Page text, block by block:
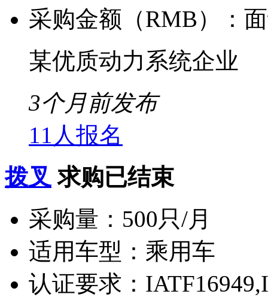
采购金额（RMB）：
某优质动力系统企业
3个月前发布
11人报名
拨叉 求购已结束
采购量： 500只/月
适用车型： 乘用车
认证要求：